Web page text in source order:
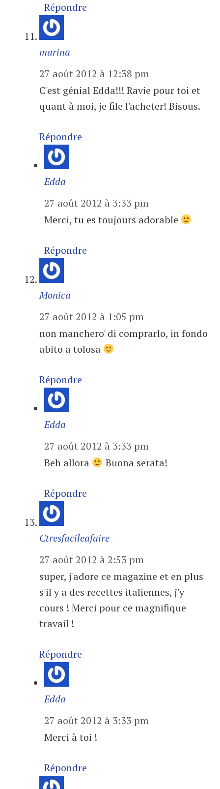
Répondre
marina
27 août 2012 à 12:38 pm
C'est génial Edda!!! Ravie pour toi et
quant à moi, je file l'acheter! Bisous.
Répondre
Edda
27 août 2012 à 3:33 pm
Merci, tu es toujours adorable
Répondre
Monica
27 août 2012 à 1:05 pm
non manchero' di comprarlo, in fondo
abito a tolosa
Répondre
Edda
27 août 2012 à 3:33 pm
Beh allora
Buona serata!
Répondre
Ctresfacileafaire
27 août 2012 à 2:53 pm
super, j'adore ce magazine et en plus
s'il y a des recettes italiennes, j'y
cours ! Merci pour ce magnifique
travail !
Répondre
Edda
27 août 2012 à 3:33 pm
Merci à toi !
Répondre